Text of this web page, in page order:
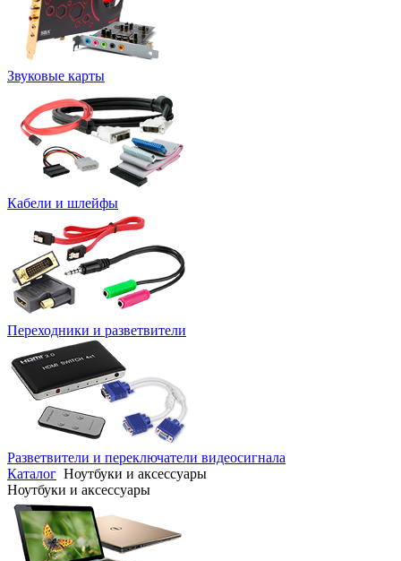
Звуковые карты
Кабели и шлейфы
Переходники и разветвители
Разветвители и переключатели видеосигнала
Каталог Ноутбуки и аксессуары
Ноутбуки и аксессуары